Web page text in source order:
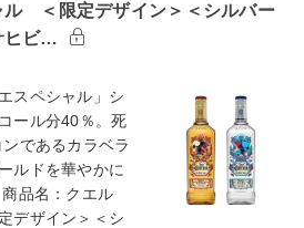
ル ＜限定デザイン＞＜シルバー
ヒビ…
スペシャル」シ
ール分40％。死
であるカラベラ
ルドを華やかに
品名：クエル
デザイン＞＜シ